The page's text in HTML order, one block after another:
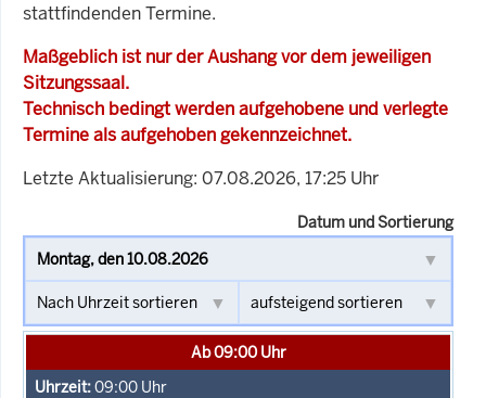
stattfindenden Termine.
Maßgeblich ist nur der Aushang vor dem jeweiligen
Sitzungssaal.
Technisch bedingt werden aufgehobene und verlegte
Termine als aufgehoben gekennzeichnet.
Letzte Aktualisierung: 07.08.2026, 17:25 Uhr
Datum und Sortierung
Ab 09:00 Uhr
09:00 Uhr